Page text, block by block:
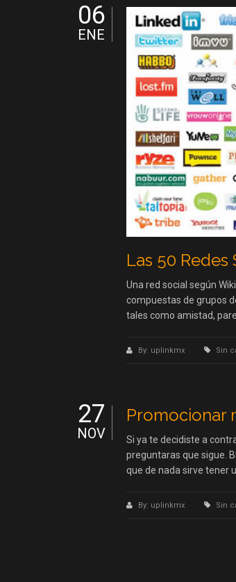
Las 50
06
ENE
Una red social según
compuestas de grupos
tales como amistad,
By: uplinkmx Sin
Promocionar
27
NOV
Si ya te decidiste a
preguntaras que sigue.
que de nada sirve tener
By: uplinkmx Sin